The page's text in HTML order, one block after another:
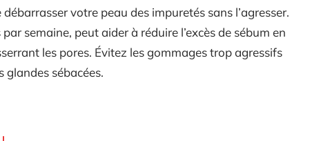
votre peau des impuretés sans l’agresser.
semaine, peut aider à réduire l’excès de sébum en
les pores. Évitez les gommages trop agressifs
sébacées.